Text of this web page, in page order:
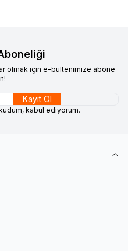
olmak için e-bültenimize abone
Kayıt Ol
kabul ediyorum.